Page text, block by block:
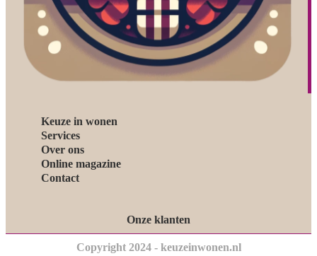
Keuze in wonen
Services
Over ons
Online magazine
Contact
Onze klanten
Copyright 2024 - keuzeinwonen.nl